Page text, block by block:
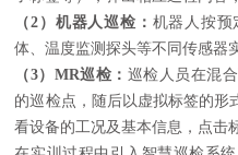
（2）机器人巡检： 机器人按预
体、温度监测探头等不同传感器
（3）MR巡检： 巡检人员在混
的巡检点，随后以虚拟标签的形
看设备的工况及基本信息，点击